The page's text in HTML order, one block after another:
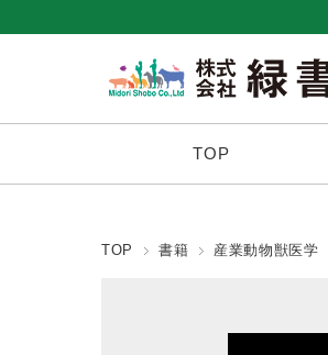
TOP
TOP 書籍 産業動物獣医学